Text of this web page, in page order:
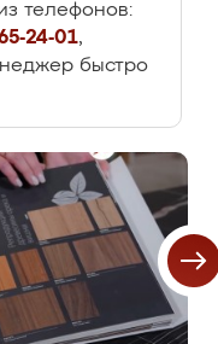
телефонов:
24-01,
быстро